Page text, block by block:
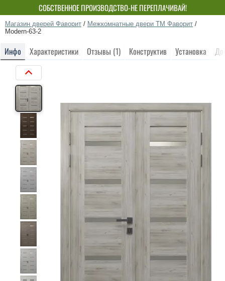
СОБСТВЕННОЕ ПРОИЗВОДСТВО-НЕ ПЕРЕПЛАЧИВАЙ!
Магазин дверей Фаворит / Межкомнатные двери ТМ Фаворит /
Modern-63-2
Инфо Характеристики Отзывы (1) Конструктив Установка